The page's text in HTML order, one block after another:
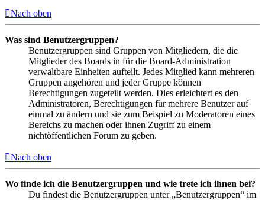
Nach oben
Was sind Benutzergruppen?
Benutzergruppen sind Gruppen von Mitgliedern, die die
Mitglieder des Boards in für die Board-Administration
verwaltbare Einheiten aufteilt. Jedes Mitglied kann mehreren
Gruppen angehören und jeder Gruppe können
Berechtigungen zugeteilt werden. Dies erleichtert es den
Administratoren, Berechtigungen für mehrere Benutzer auf
einmal zu ändern und sie zum Beispiel zu Moderatoren eines
Bereichs zu machen oder ihnen Zugriff zu einem
nichtöffentlichen Forum zu geben.
Nach oben
Wo finde ich die Benutzergruppen und wie trete ich ihnen bei?
Du findest die Benutzergruppen unter „Benutzergruppen“ im